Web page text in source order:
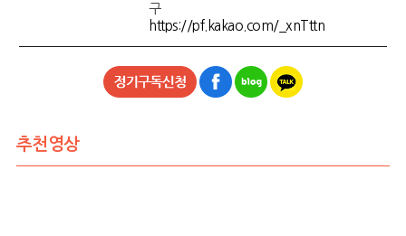
구
https://pf.kakao.com/_xnTttn
추천영상